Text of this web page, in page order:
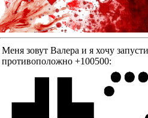
Меня зовут Валера и я хочу
противоположно +100500: